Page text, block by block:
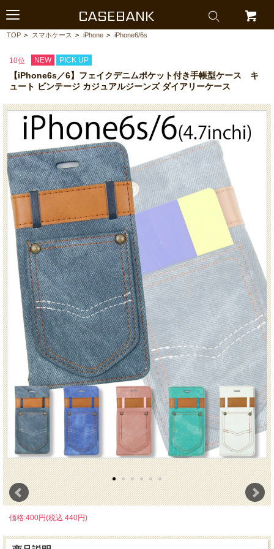
CASEBANK
TOP > スマホケース > iPhone > iPhone6/6s
10位 NEW PICK UP
【iPhone6s／6】フェイクデニムポケット付き手帳型ケース キ
ュート ビンテージ カジュアルジーンズ ダイアリーケース
価格:400円(税込 440円)